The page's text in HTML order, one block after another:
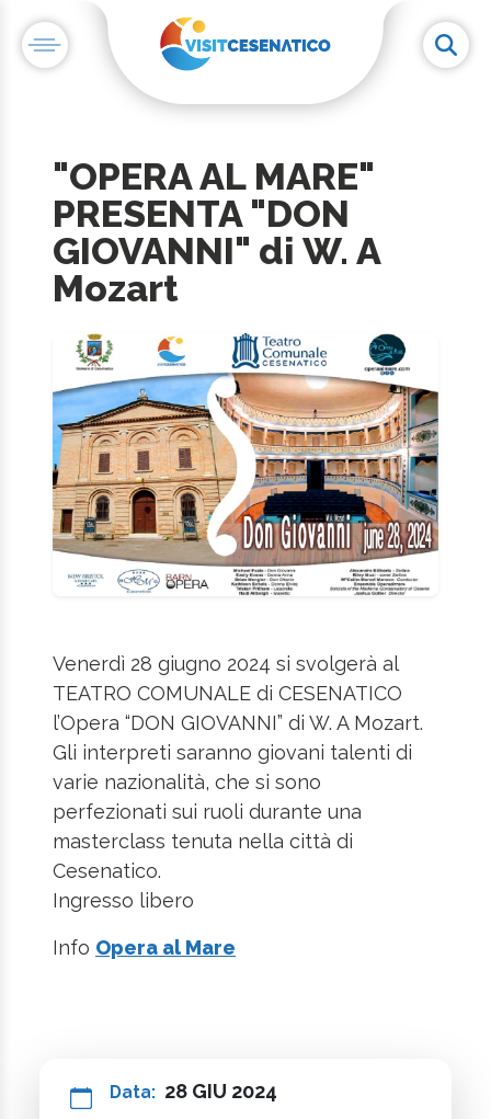
"OPERA AL MARE"
PRESENTA "DON
GIOVANNI" di W. A
Mozart
Venerdì 28 giugno 2024 si svolgerà al
TEATRO COMUNALE di CESENATICO
l’Opera “DON GIOVANNI” di W. A Mozart.
Gli interpreti saranno giovani talenti di
varie nazionalità, che si sono
perfezionati sui ruoli durante una
masterclass tenuta nella città di
Cesenatico.
Ingresso libero
Info Opera al Mare
Data: 28 GIU 2024